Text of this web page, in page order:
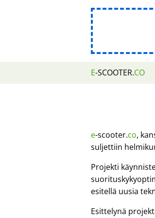
E-SCOOTER.CO
e-scooter.co,
suljettiin
Projekti
esitellä uusia
Esittelynä